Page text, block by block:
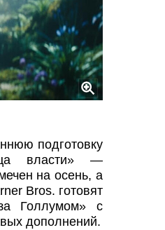
подготовку
власти» —
на осень, а
Bros. готовят
Голлумом» с
дополнений.